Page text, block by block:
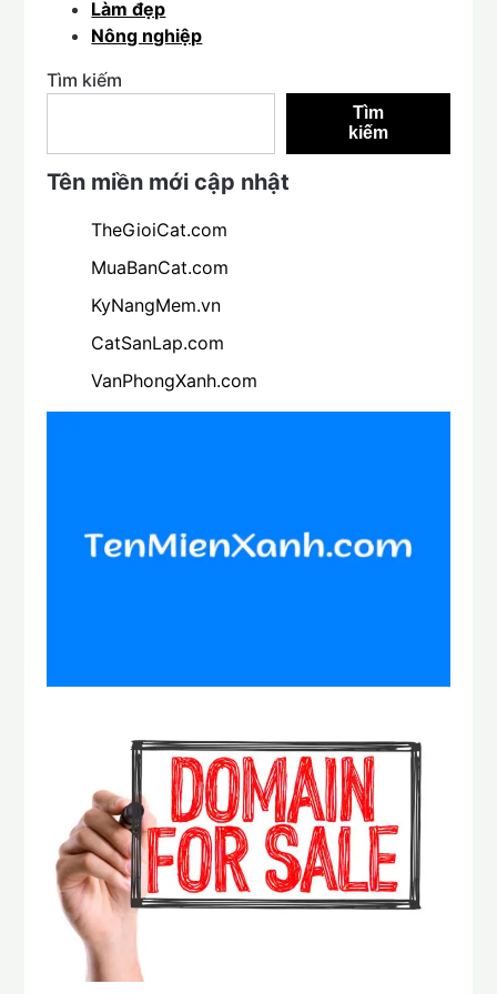
Làm đẹp
Nông nghiệp
Tìm kiếm
Tìm
kiếm
Tên miền mới cập nhật
TheGioiCat.com
MuaBanCat.com
KyNangMem.vn
CatSanLap.com
VanPhongXanh.com